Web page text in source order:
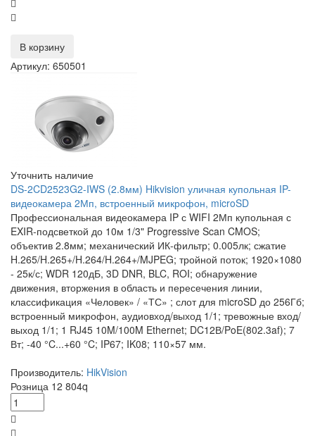
В корзину
Артикул: 650501
Уточнить наличие
DS-2CD2523G2-IWS (2.8мм) Hikvision уличная купольная IP-
видеокамера 2Мп, встроенный микрофон, microSD
Профессиональная видеокамера IP с WIFI 2Мп купольная с
EXIR-подсветкой до 10м 1/3" Progressive Scan CMOS;
объектив 2.8мм; механический ИК-фильтр; 0.005лк; сжатие
H.265/H.265+/H.264/H.264+/MJPEG; тройной поток; 1920×1080
- 25к/с; WDR 120дБ, 3D DNR, BLC, ROI; обнаружение
движения, вторжения в область и пересечения линии,
классификация «Человек» / «ТС» ; слот для microSD до 256Гб;
встроенный микрофон, аудиовход/выход 1/1; тревожные вход/
выход 1/1; 1 RJ45 10M/100M Ethernet; DC12В/PoE(802.3af); 7
Вт; -40 °C...+60 °C; IP67; IK08; 110×57 мм.
Производитель: HikVision
Розница 12 804q